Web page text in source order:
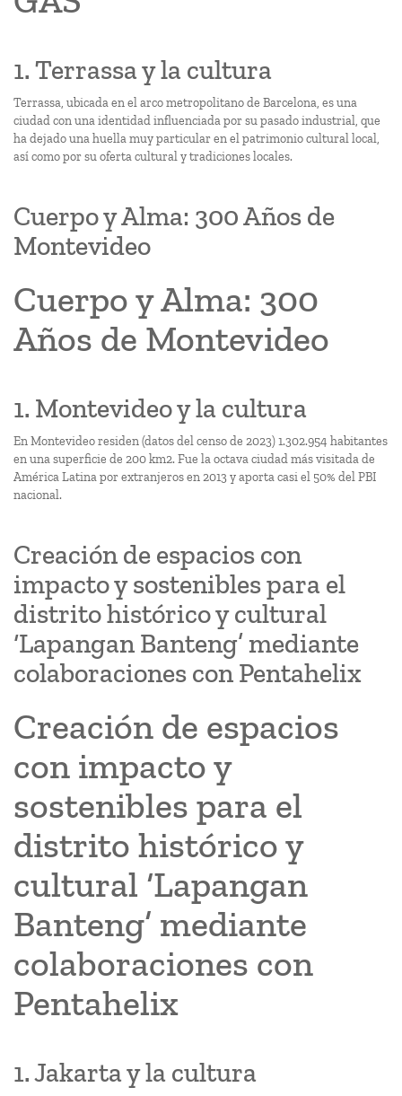
1. Terrassa y la cultura
Terrassa, ubicada en el arco metropolitano de Barcelona, es una
ciudad con una identidad influenciada por su pasado industrial, que
ha dejado una huella muy particular en el patrimonio cultural local,
así como por su oferta cultural y tradiciones locales.
Cuerpo y Alma: 300 Años de
Montevideo
Cuerpo y Alma: 300
Años de Montevideo
1. Montevideo y la cultura
En Montevideo residen (datos del censo de 2023) 1.302.954 habitantes
en una superficie de 200 km2. Fue la octava ciudad más visitada de
América Latina por extranjeros en 2013 y aporta casi el 50% del PBI
nacional.
Creación de espacios con
impacto y sostenibles para el
distrito histórico y cultural
‘Lapangan Banteng’ mediante
colaboraciones con Pentahelix
Creación de espacios
con impacto y
sostenibles para el
distrito histórico y
cultural ‘Lapangan
Banteng’ mediante
colaboraciones con
Pentahelix
1. Jakarta y la cultura